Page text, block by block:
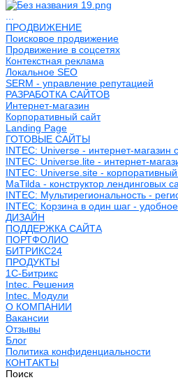
ПРОДВИЖЕНИЕ
Поисковое продвижение
Продвижение в соцсетях
Контекстная реклама
Локальное SEO
SERM - управление репутацией
РАЗРАБОТКА САЙТОВ
Интернет-магазин
Корпоративный сайт
Landing Page
ГОТОВЫЕ САЙТЫ
INTEC: Universe - интернет-магазин
INTEC: Universe.lite - интернет-
INTEC: Universe.site -
MaTilda - конструктор лендинговых
INTEC: Мультирегиональность -
INTEC: Корзина в один шаг -
ДИЗАЙН
ПОДДЕРЖКА САЙТА
ПОРТФОЛИО
БИТРИКС24
ПРОДУКТЫ
1С-Битрикс
Intec. Решения
Intec. Модули
О КОМПАНИИ
Вакансии
Отзывы
Блог
Политика конфиденциальности
КОНТАКТЫ
Поиск